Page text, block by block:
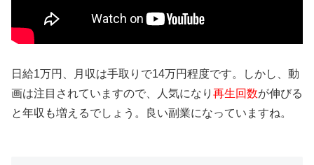
日給1万円、月収は手取りで14万円程度です。しかし、動
画は注目されていますので、人気になり 再生回数が伸びる
と年収も増えるでしょう。良い副業になっていますね。